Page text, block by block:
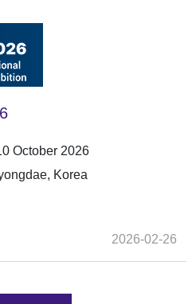
October 2026
Korea
2026-02-26